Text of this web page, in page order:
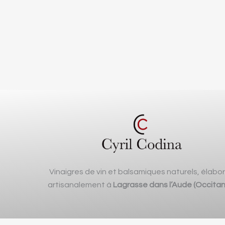
Vinaigres de vin et balsamiques naturels,
artisanalement à Lagrasse dans l’Aude